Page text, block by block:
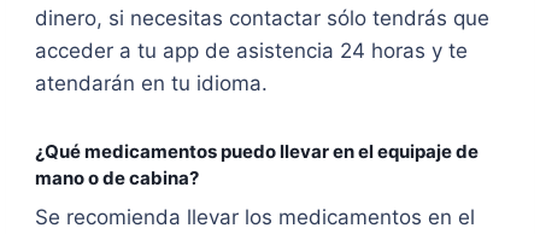
dinero, si necesitas contactar sólo tendrás que
acceder a tu app de asistencia 24 horas y te
atendarán en tu idioma.
¿Qué medicamentos puedo llevar en el equipaje de
mano o de cabina?
Se recomienda llevar los medicamentos en el